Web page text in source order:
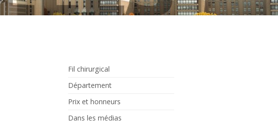
Fil chirurgical
Département
Prix et honneurs
Dans les médias